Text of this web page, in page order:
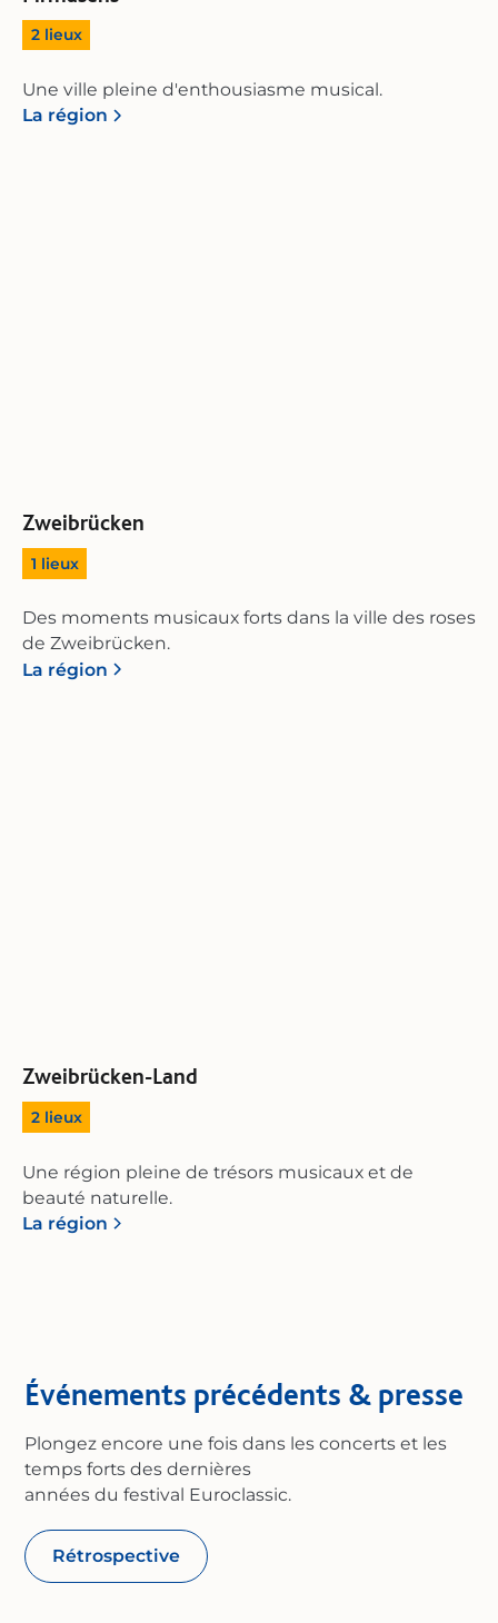
2lieux
Une ville pleine d'enthousiasme musical.
La région
Zweibrücken
1 lieux
Des moments musicaux forts dans la ville des roses
de Zweibrücken.
La région
Zweibrücken-Land
2lieux
Une région pleine de trésors musicaux et de
beauté naturelle.
La région
Événements précédents & presse
Plongez encore une fois dans les concerts et les
temps forts des dernières
années du festival Euroclassic.
Rétrospective